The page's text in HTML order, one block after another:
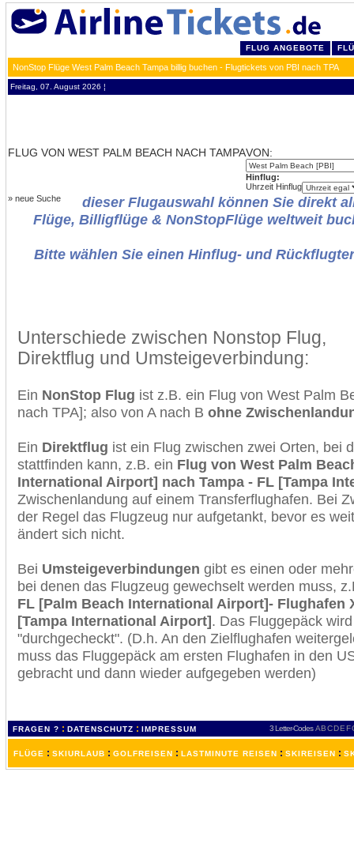
FLUG ANGEBOTE
NonStop Flüge West Palm Beach Tampa billig buchen - Flugtickets von PBI nach TPA
Freitag, 07. August 2026 ¦
FLUG VON WEST PALM BEACH NACH TAMPAVON:
Hinflug:
Uhrzeit Hinflug
» neue Suche
dieser Flugauswahl können Sie direkt
Flüge, Billigflüge & NonStopFlüge weltweit
Bitte wählen Sie einen Hinflug- und
Unterschiede zwischen Nonstop Flug,
Direktflug und Umsteigeverbindung:
Ein NonStop Flug ist z.B. ein Flug von West Palm
nach TPA]; also von A nach B ohne
Ein Direktflug ist ein Flug zwischen zwei Orten, bei
stattfinden kann, z.B. ein Flug von West Palm
International Airport] nach Tampa - FL [Tampa
Zwischenlandung auf einem Transferflughafen. Bei
der Regel das Flugzeug nur aufgetankt, bevor es
ändert sich nicht.
Bei Umsteigeverbindungen gibt es einen oder
bei denen das Flugzeug gewechselt werden muss,
FL [Palm Beach International Airport]- Flughafen
[Tampa International Airport]. Das Fluggepäck
"durchgecheckt". (D.h. An den Zielflughafen
muss das Fluggepäck am ersten Flughafen in den
gebracht und dann wieder aufgegeben werden)
FRAGEN ? : DATENSCHUTZ : IMPRESSUM 3 Letter-Codes ABCDEF
FLÜGE : SKIURLAUB : GOLFREISEN : LASTMINUTE REISEN : SKIREISEN :